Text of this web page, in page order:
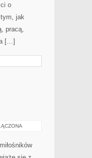
o
jak
pracą,
[…]